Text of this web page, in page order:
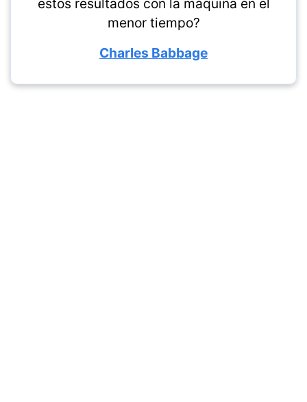
estos resultados con la máquina en el
menor tiempo?
Charles Babbage